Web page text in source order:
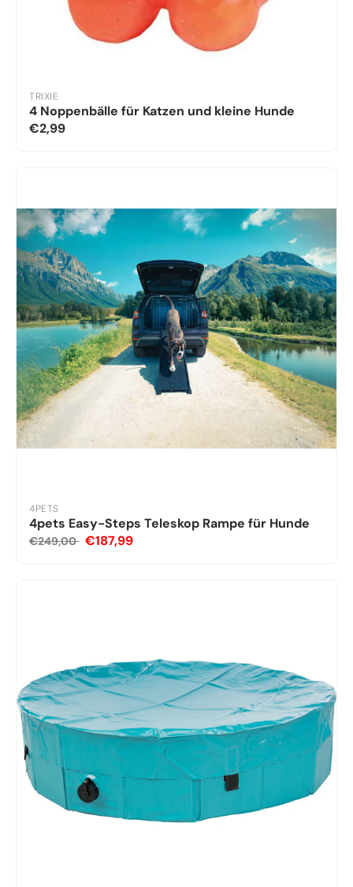
TRIXIE
4 Noppenbälle für Katzen und kleine Hunde
€2,99
4PETS
4pets Easy-Steps Teleskop Rampe für Hunde
€249,00 €187,99